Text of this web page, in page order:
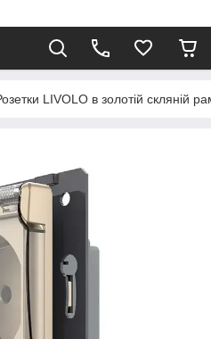
LIVOLO в золотій скляній